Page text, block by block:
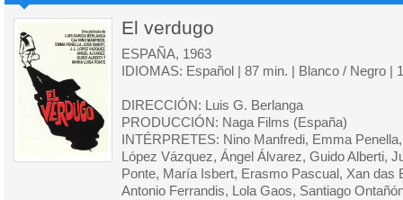
El verdugo
ESPAÑA, 1963
IDIOMAS: Español | 87 min. | Blanco / Negro |
DIRECCIÓN: Luis G. Berlanga
PRODUCCIÓN: Naga Films (España)
INTÉRPRETES: Nino Manfredi, Emma
López Vázquez, Ángel Álvarez, Guido Alberti,
Ponte, María Isbert, Erasmo Pascual, Xan das
Antonio Ferrandis, Lola Gaos, Santiago